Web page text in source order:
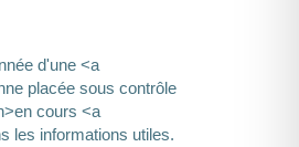
d'une <a
placée sous contrôle
cours <a
les informations utiles.